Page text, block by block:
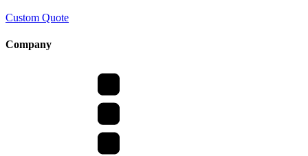
Custom Quote
Company